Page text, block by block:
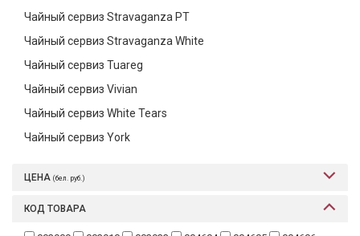
Чайный сервиз Stravaganza PT
Чайный сервиз Stravaganza White
Чайный сервиз Tuareg
Чайный сервиз Vivian
Чайный сервиз White Tears
Чайный сервиз York
ЦЕНА (бел. руб.)
КОД ТОВАРА